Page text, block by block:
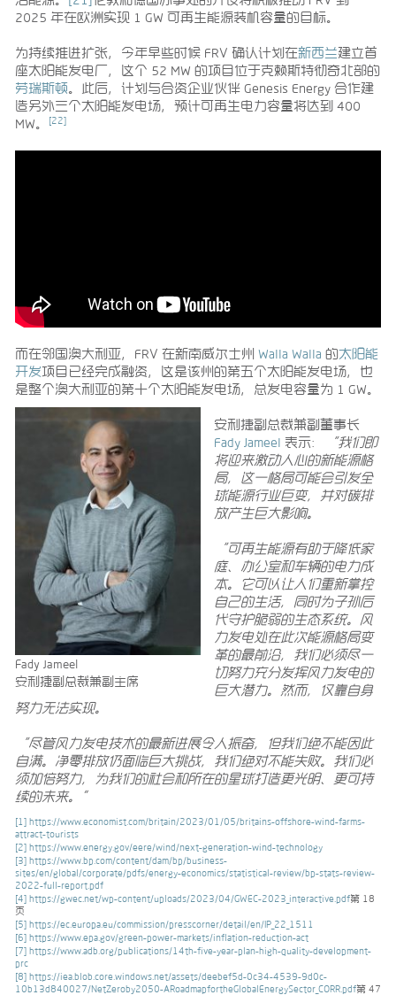
2025 年在欧洲实现 1 GW 可再生能源装机容量的目标。
为持续推进扩张，今年早些时候 FRV 确认计划在新西兰建立首
座太阳能发电厂，这个 52 MW 的项目位于克赖斯特彻奇北部的
劳瑞斯顿。此后，计划与合资企业伙伴 Genesis Energy 合作建
造另外三个太阳能发电场，预计可再生电力容量将达到 400
MW。
[22]
而在邻国澳大利亚，FRV 在新南威尔士州 Walla Walla 的太阳能
开发项目已经完成融资，这是该州的第五个太阳能发电场，也
是整个澳大利亚的第十个太阳能发电场，总发电容量为 1 GW。
Fady Jameel
安利捷副总裁兼副主席
安利捷副总裁兼副董事长
Fady Jameel 表示： “我们即
将迎来激动人心的新能源格
局，这一格局可能会引发全
球能源行业巨变，并对碳排
放产生巨大影响。
“可再生能源有助于降低家
庭、办公室和车辆的电力成
本。它可以让人们重新掌控
自己的生活，同时为子孙后
代守护脆弱的生态系统。风
力发电处在此次能源格局变
革的最前沿，我们必须尽一
切努力充分发挥风力发电的
巨大潜力。然而，仅靠自身
努力无法实现。
“尽管风力发电技术的最新进展令人振奋，但我们绝不能因此
自满。净零排放仍面临巨大挑战，我们绝对不能失败。我们必
须加倍努力，为我们的社会和所在的星球打造更光明、更可持
续的未来。
”
[1] https://www.economist.com/britain/2023/01/05/britains-offshore-wind-farms-
attract-tourists
[2] https://www.energy.gov/eere/wind/next-generation-wind-technology
[3] https://www.bp.com/content/dam/bp/business-
sites/en/global/corporate/pdfs/energy-economics/statistical-review/bp-stats-review-
2022-full-report.pdf
[4] https://gwec.net/wp-content/uploads/2023/04/GWEC-2023_interactive.pdf第 18
页
[5] https://ec.europa.eu/commission/presscorner/detail/en/IP_22_1511
[6] https://www.epa.gov/green-power-markets/inflation-reduction-act
[7] https://www.adb.org/publications/14th-five-year-plan-high-quality-development-
prc
[8] https://iea.blob.core.windows.net/assets/deebef5d-0c34-4539-9d0c-
10b13d840027/NetZeroby2050-ARoadmapfortheGlobalEnergySector_CORR.pdf第 47